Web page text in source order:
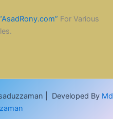
For Various
| Developed By Md